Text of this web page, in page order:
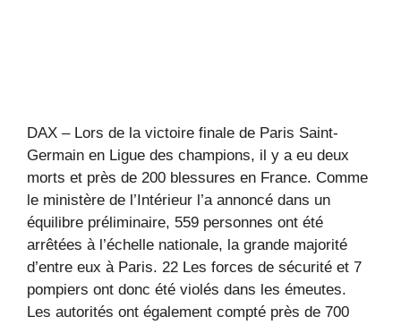
DAX – Lors de la victoire finale de Paris Saint-
Germain en Ligue des champions, il y a eu deux
morts et près de 200 blessures en France. Comme
le ministère de l’Intérieur l’a annoncé dans un
équilibre préliminaire, 559 personnes ont été
arrêtées à l’échelle nationale, la grande majorité
d’entre eux à Paris. 22 Les forces de sécurité et 7
pompiers ont donc été violés dans les émeutes.
Les autorités ont également compté près de 700